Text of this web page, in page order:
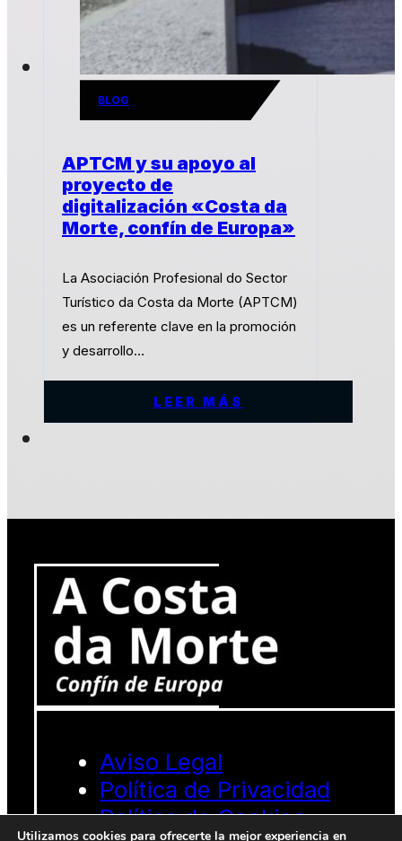
BLOG
APTCM y su apoyo al
proyecto de
digitalización «Costa da
Morte, confín de Europa»
La Asociación Profesional do Sector
Turístico da Costa da Morte (APTCM)
es un referente clave en la promoción
y desarrollo…
LEER MÁS
Aviso Legal
Política de Privacidad
Política de Cookies
Utilizamos cookies para ofrecerte la mejor experiencia en